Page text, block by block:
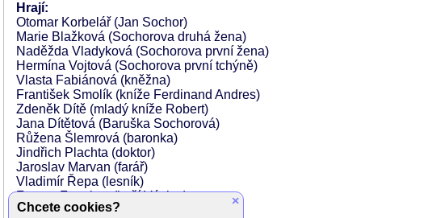
Hrají:
Otomar Korbelář (Jan Sochor)
Marie Blažková (Sochorova druhá žena)
Naděžda Vladyková (Sochorova první žena)
Hermína Vojtová (Sochorova první tchýně)
Vlasta Fabiánová (kněžna)
František Smolík (kníže Ferdinand Andres)
Zdeněk Dítě (mladý kníže Robert)
Jana Dítětová (Baruška Sochorová)
Růžena Šlemrová (baronka)
Jindřich Plachta (doktor)
Jaroslav Marvan (farář)
Vladimír Řepa (lesník)
Ferenc Futurista (kočí Václav)
Ella Nollová (kořenářka)
×
Chcete cookies?